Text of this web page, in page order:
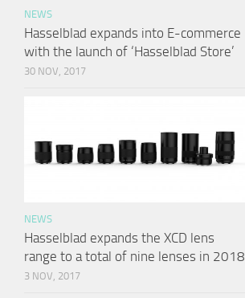
NEWS
Hasselblad expands into E-commerce
with the launch of ‘Hasselblad Store’
30 NOV, 2017
NEWS
Hasselblad expands the XCD lens
range to a total of nine lenses in 2018
3 NOV, 2017